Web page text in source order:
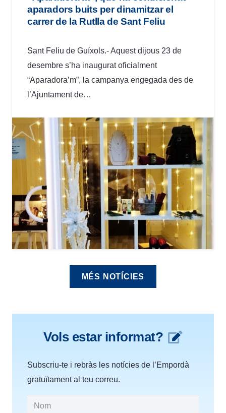
aparadors buits per dinamitzar el
carrer de la Rutlla de Sant Feliu
Sant Feliu de Guíxols.- Aquest dijous 23 de
desembre s’ha inaugurat oficialment
“Aparadora’m”, la campanya engegada des de
l’Ajuntament de…
MÉS NOTÍCIES
Vols estar informat?
Subscriu-te i rebràs les notícies de l’Empordà
gratuïtament al teu correu.